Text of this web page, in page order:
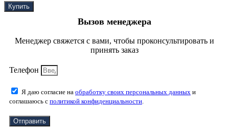
Купить
Вызов менеджера
Менеджер свяжется с вами, чтобы проконсультировать и
принять заказ
Телефон
Я даю согласие на обработку своих персональных данных и
соглашаюсь с политикой конфиденциальности
Отправить